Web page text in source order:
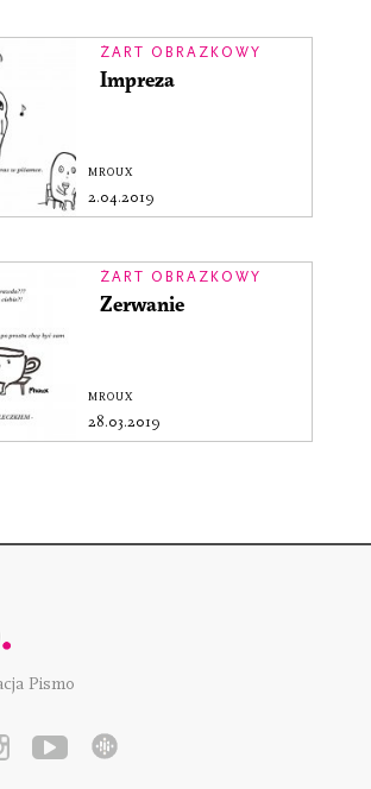
ŻART OBRAZKOWY
Impreza
MROUX
2.04.2019
ŻART OBRAZKOWY
Zerwanie
MROUX
28.03.2019
Pismo